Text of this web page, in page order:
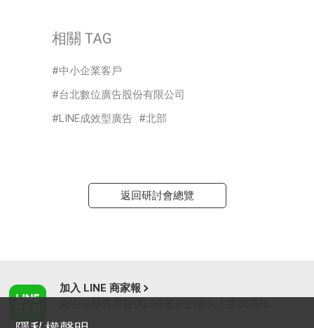
相關 TAG
中小企業客戶
台北數位廣告股份有限公司
LINE成效型廣告
北部
返回研討會總覽
加入 LINE 商家報